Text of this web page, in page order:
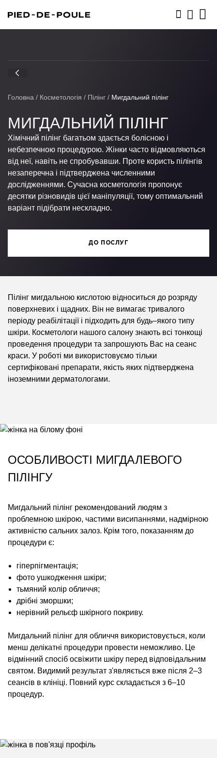
Головна / Косметологія / Пілінг / Мигдальний пілінг
МИГДАЛЬНИЙ ПІЛІНГ
Хімічний пілінг багатьом здається болісною і
небезпечною процедурою. Жінки часто відмовляються
від неї, навіть не спробувавши. Проте користь пілінгів
незаперечна і підтверджена численними
дослідженнями. Сучасна косметологія пропонує
десятки різновидів цієї маніпуляції, тому оптимальний
варіант підібрати нескладно.
ДО ПОСЛУГ
Пілінг мигдальною кислотою відноситься до розряду
поверхневих і щадних. Він не вимагає тривалого
періоду реабілітації і підходить для будь–якого типу
шкіри. Косметологи нашого салону знають всі тонкощі
проведення процедури та запрошують Вас на сеанс
краси. У роботі ми використовуємо тільки
сертифіковані препарати, якість яких підтверджена
іноземними дерматологами.
ОСОБЛИВОСТІ МИГДАЛЕВОГО
ПІЛІНГУ
Мигдальний пілінг рекомендований людям з
проблемною шкірою, частими висипаннями, надмірною
активністю сальних залоз. Крім того, показанням до
процедури є:
гіперпігментація;
фото ушкодження шкіри;
тьмяний колір обличчя;
дрібні зморшки;
нерівний рельєф шкірного покриву.
Мигдальний пілінг для обличчя використовується, коли
менш делікатні процедури провести неможливо. Це
відмінний спосіб освіжити шкіру перед відповідальним
святом. Видимий результат з'являється вже після 2–3
сеансів в клініці. Повний курс складається з 6–10
процедур.